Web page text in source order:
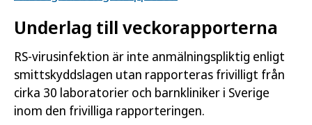
Underlag till veckorapporterna
RS-virusinfektion är inte anmälningspliktig enligt
smittskyddslagen utan rapporteras frivilligt från
cirka 30 laboratorier och barnkliniker i Sverige
inom den frivilliga rapporteringen.